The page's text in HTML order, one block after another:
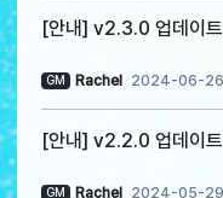
[안내] v2.3.0 업데이
GM Rachel 2024-06-
[안내] v2.2.0 업데이
GM Rachel 2024-05-